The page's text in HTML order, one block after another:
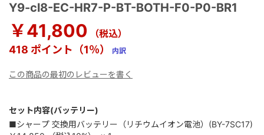
Y9-cl8-EC-HR7-P-BT-BOTH-F0-P0-BR1
￥41,800 （税込）
418 ポイント（1％） 内訳
この商品の最初のレビューを書く
セット内容(バッテリー)
■シャープ 交換用バッテリー（リチウムイオン電池）(BY-7SC17)